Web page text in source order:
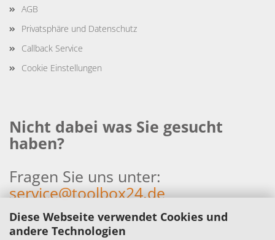
Diese Webseite verwendet Cookies und
andere Technologien
AGB
Privatsphäre und Datenschutz
Callback Service
Cookie Einstellungen
Nicht dabei was Sie gesucht
haben?
Fragen Sie uns unter:
service@toolbox24.de